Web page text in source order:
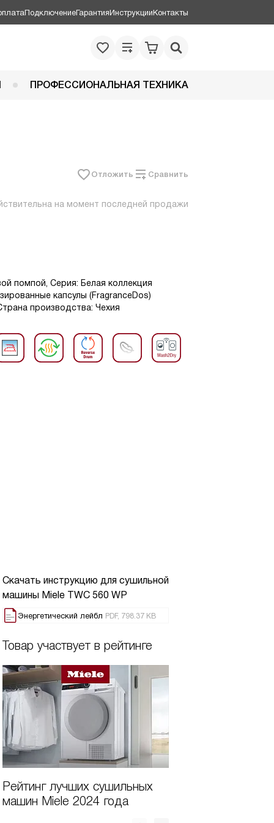
ПодключениеГарантияИнструкцииКонтакты
ПРОФЕССИОНАЛЬНАЯ ТЕХНИКА
Отложить Сравнить
на момент последней продажи
помпой, Серия: Белая коллекция
капсулы (FragranceDos)
производства: Чехия
Скачать инструкцию для сушильной
машины Miele TWC 560 WP
Энергетический лейбл PDF, 798.37 KB
Товар участвует в рейтинге
Рейтинг лучших сушильных
машин Miele 2024 года